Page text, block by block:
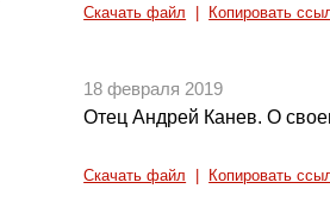
Скачать файл Копировать
18 февраля 2019
Отец Андрей Канев. О
Скачать файл Копировать